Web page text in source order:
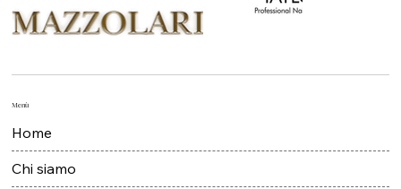
Menù
Home
Chi siamo